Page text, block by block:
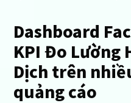
Dashboard
KPI Đo Lường
Dịch trên
quảng cáo